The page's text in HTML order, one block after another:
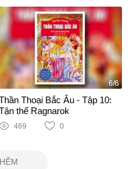
6/6
Thoại Bắc Âu - Tập 10:
thế Ragnarok
469 0